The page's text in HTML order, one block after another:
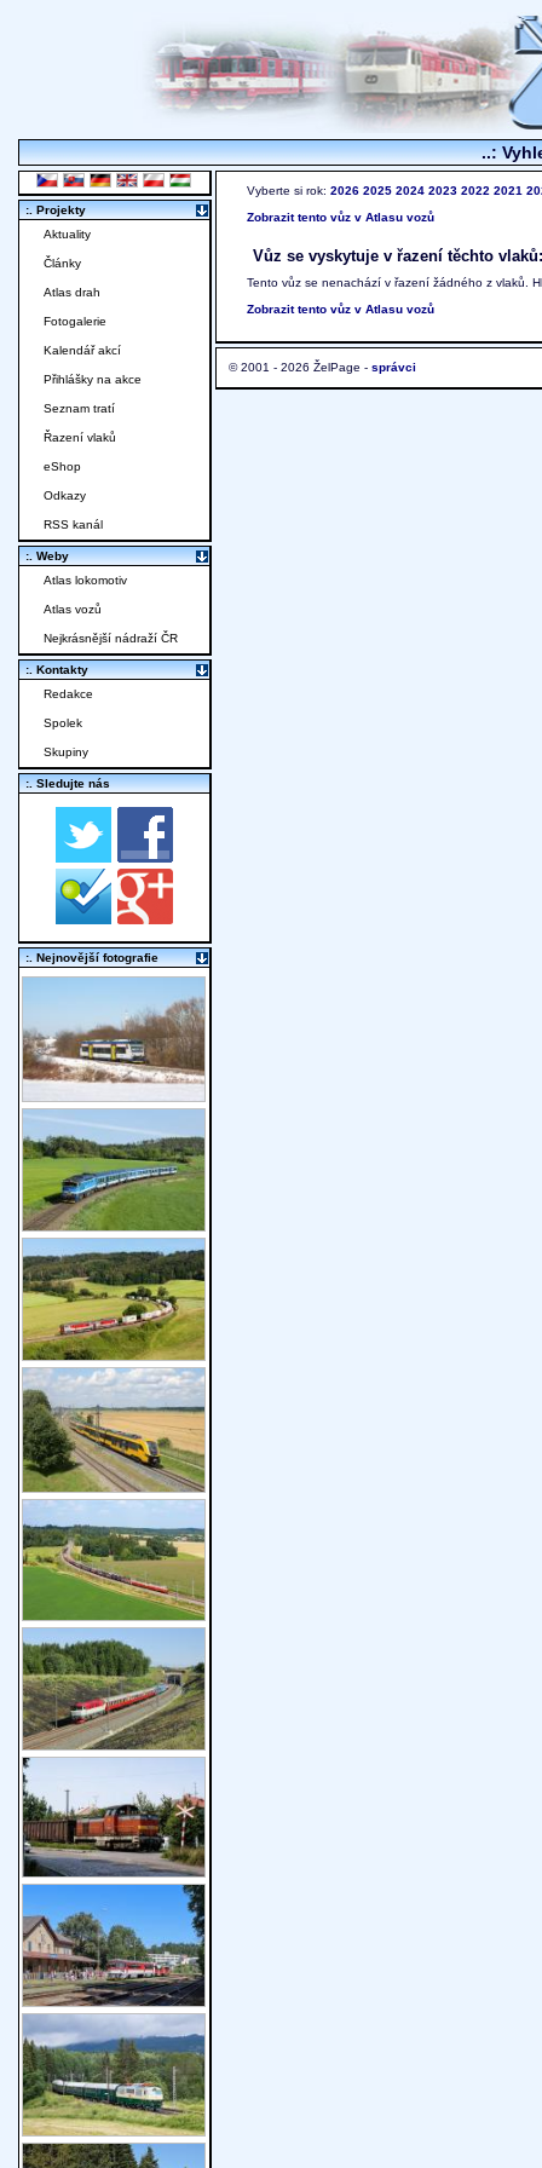
..:
Vyberte si rok: 2026 2025 2024 2023 2022 2021
Zobrazit tento vůz v Atlasu vozů
Vůz se vyskytuje v řazení těchto vlaků:
Tento vůz se nenachází v řazení žádného z vlaků.
Zobrazit tento vůz v Atlasu vozů
© 2001 - 2026 ŽelPage - správci
:. Projekty
Aktuality
Články
Atlas drah
Fotogalerie
Kalendář akcí
Přihlášky na akce
Seznam tratí
Řazení vlaků
eShop
Odkazy
RSS kanál
:. Weby
Atlas lokomotiv
Atlas vozů
Nejkrásnější nádraží ČR
:. Kontakty
Redakce
Spolek
Skupiny
:. Sledujte nás
:. Nejnovější fotografie